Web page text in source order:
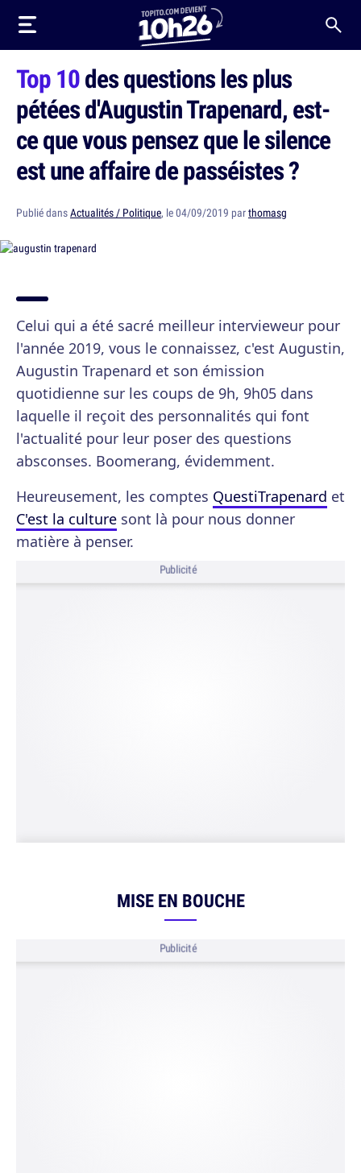
Top 10des questions les plus
pétées d'Augustin Trapenard, est-
ce que vous pensez que le silence
est une affaire de passéistes ?
Publié dansActualités / Politique, le 04/09/2019 parthomasg
Celui qui a été sacré meilleur intervieweur pour
l'année 2019, vous le connaissez, c'est Augustin,
Augustin Trapenard et son émission
quotidienne sur les coups de 9h, 9h05 dans
laquelle il reçoit des personnalités qui font
l'actualité pour leur poser des questions
absconses. Boomerang, évidemment.
Heureusement, les comptes QuestiTrapenard et
C'est la culture sont là pour nous donner
matière à penser.
Publicité
MISE EN BOUCHE
Publicité